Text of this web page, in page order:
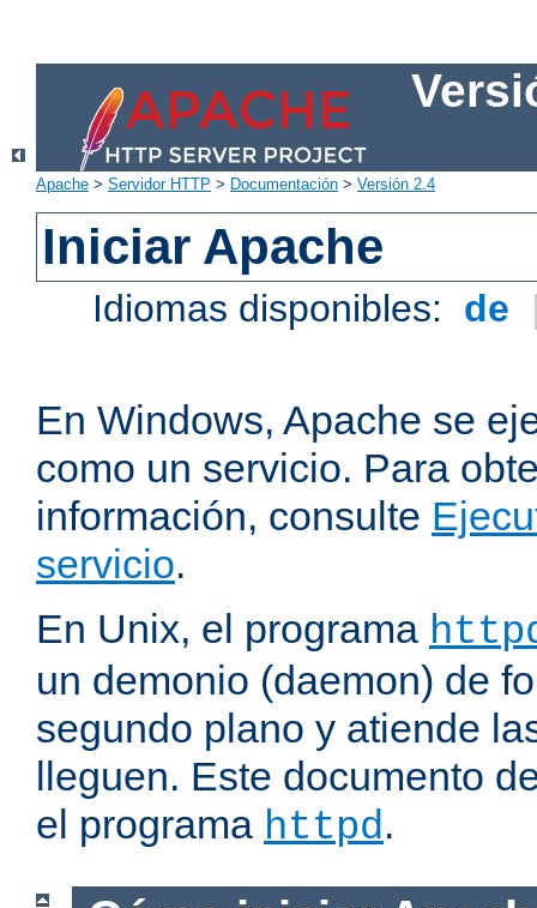
Apache > Servidor HTTP > Documentación > Versión 2.4
Iniciar Apache
Idiomas disponibles: de
En Windows, Apache se
como un servicio. Para
información, consulte
servicio.
En Unix, el programa
un demonio (daemon) de
segundo plano y atiende
lleguen. Este documento
el programa httpd.